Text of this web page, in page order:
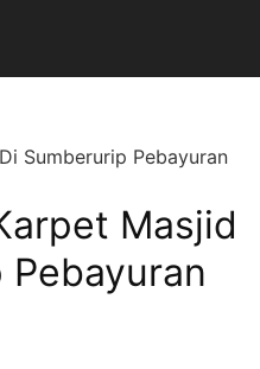
Sumberurip Pebayuran
Masjid